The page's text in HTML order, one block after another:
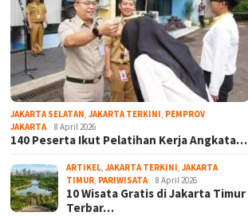
JAKARTA SELATAN ,JAKARTA TERKINI PEMPROV
JAKARTA
8 April 2026
140 Peserta Ikut Pelatihan Kerja Angkata…
ARTIKEL ,JAKARTA TERKINI ,JAKARTA
TIMUR PARIWISATA 8 April 2026
10 Wisata Gratis di Jakarta Timur
Terbar…